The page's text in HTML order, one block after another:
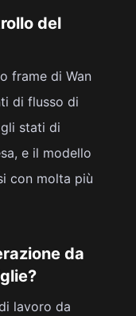
del
frame di Wan
di flusso di
stati di
e il modello
con molta più
da
lavoro da